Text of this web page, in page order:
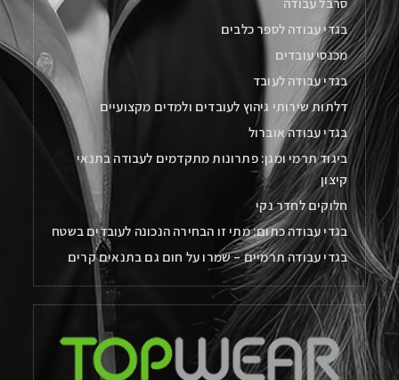
בגדי עבודה לספר כלבים
מכנסי עובדים
בגדי עבודה לעובד
דלתות שירותי גיהוץ לעובדים ולמדים מקצועיים
בגדי עבודה אוברול
ביגוד תרמי ומגן: פתרונות מתקדמים לעבודה בתנאי
קיצון
חלוקים לחדר נקי
בגדי עבודה כתום: מתי זו הבחירה הנכונה לעובדים בשטח
בגדי עבודה תרמיים – שמרו על חום גם בתנאים קרים